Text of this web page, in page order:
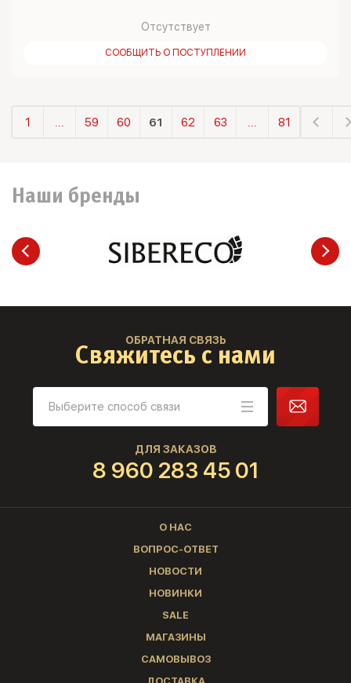
Отсутствует
СООБЩИТЬ О ПОСТУПЛЕНИИ
1 ... 59 60 61 62 63 ... 81
Наши бренды
ОБРАТНАЯ СВЯЗЬ
Свяжитесь с нами
ДЛЯ ЗАКАЗОВ
8 960 283 45 01
О НАС
ВОПРОС-ОТВЕТ
НОВОСТИ
НОВИНКИ
SALE
МАГАЗИНЫ
САМОВЫВОЗ